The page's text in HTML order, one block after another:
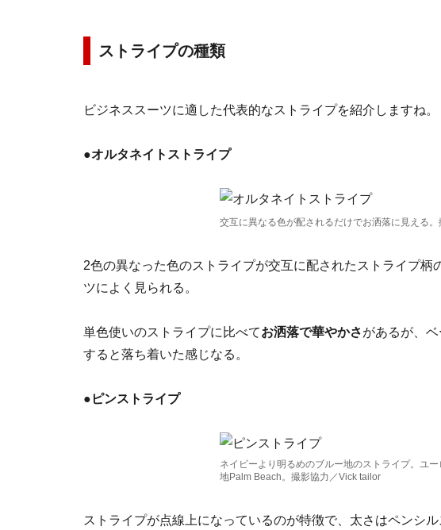
ストライプの種類
ビジネススーツに適した代表的なストライプを紹介しますね。
●オルタネイトストライプ
交互に異なる色が配されるだけでお洒落に見える
2色の異なった色のストライプが交互に配されたストライプ柄
ツによく見られる。
単色使いのストライプに比べてお洒落で華やかさがあるが、
すると落ち着いた感じなる。
● ピンストライプ
ネイビーより明るめのブルー地のストライプ。ユ
地Palm Beach。撮影協力／Vick tailor
ストライプが点線上になっているのが特徴で、太さはペンシル